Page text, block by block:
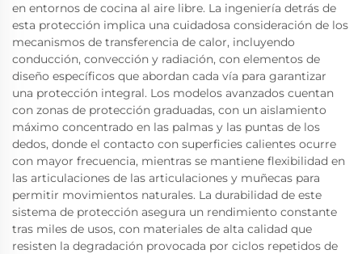
en entornos de cocina al aire libre. La ingeniería detrás de
esta protección implica una cuidadosa consideración de los
mecanismos de transferencia de calor, incluyendo
conducción, convección y radiación, con elementos de
diseño específicos que abordan cada vía para garantizar
una protección integral. Los modelos avanzados cuentan
con zonas de protección graduadas, con un aislamiento
máximo concentrado en las palmas y las puntas de los
dedos, donde el contacto con superficies calientes ocurre
con mayor frecuencia, mientras se mantiene flexibilidad en
las articulaciones de las articulaciones y muñecas para
permitir movimientos naturales. La durabilidad de este
sistema de protección asegura un rendimiento constante
tras miles de usos, con materiales de alta calidad que
resisten la degradación provocada por ciclos repetidos de